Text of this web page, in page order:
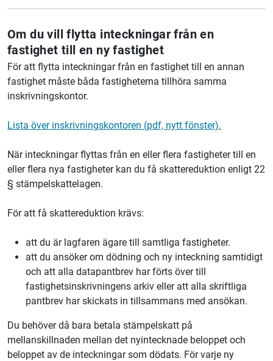
Om du vill flytta inteckningar från en
fastighet till en ny fastighet
För att flytta inteckningar från en fastighet till en annan
fastighet måste båda fastigheterna tillhöra samma
inskrivningskontor.
Lista över inskrivningskontoren (pdf, nytt fönster).
När inteckningar flyttas från en eller flera fastigheter till en
eller flera nya fastigheter kan du få skattereduktion enligt 22
§ stämpelskattelagen.
För att få skattereduktion krävs:
att du är lagfaren ägare till samtliga fastigheter.
att du ansöker om dödning och ny inteckning samtidigt
och att alla datapantbrev har förts över till
fastighetsinskrivningens arkiv eller att alla skriftliga
pantbrev har skickats in tillsammans med ansökan.
Du behöver då bara betala stämpelskatt på
mellanskillnaden mellan det nyintecknade beloppet och
beloppet av de inteckningar som dödats. För varje ny